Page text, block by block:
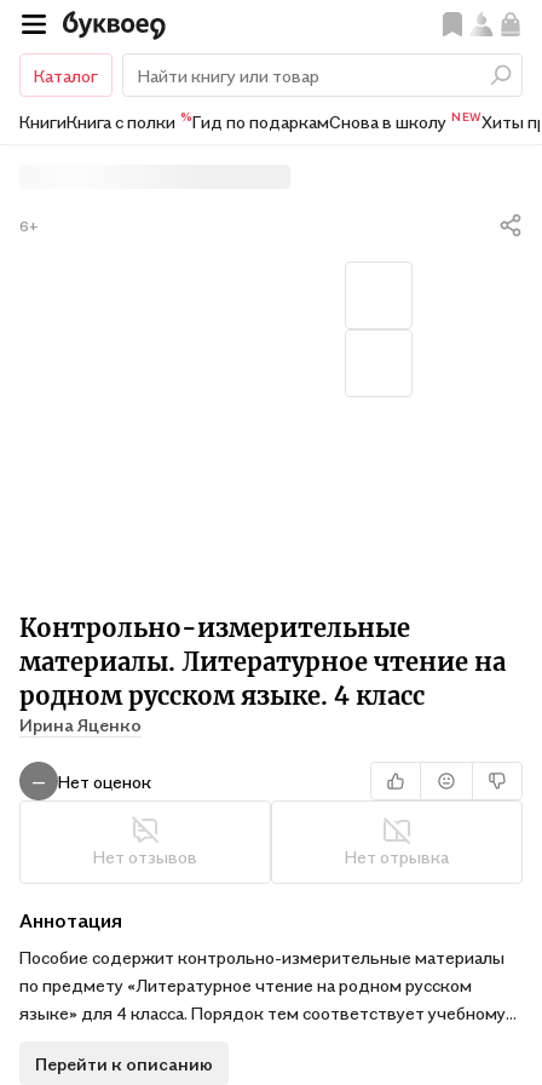
Каталог
КнигиКнига с полки %Гид по подаркамСнова в школу NEWХиты
Контрольно-измерительные
материалы. Литературное чтение на
родном русском языке. 4 класс
Ирина Яценко
6+
— Нет оценок
Нет отзывов Нет отрывка
Аннотация
Пособие содержит контрольно-измерительные материалы
по предмету «Литературное чтение на родном русском
языке» для 4 класса. Порядок тем соответствует учебному
учётом требований ФГОС начального общего образования. В
Перейти к описанию